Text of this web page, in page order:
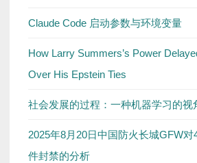
Claude Code 启动参数与环境变量
How Larry Summers’s Power
Over His Epstein Ties
社会发展的过程：一种机器学习的视
2025年8月20日中国防火长城GFW对
件封禁的分析